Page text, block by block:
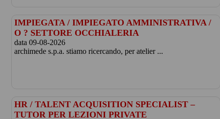
IMPIEGATA / IMPIEGATO AMMINISTRATIVA /
O ? SETTORE OCCHIALERIA
data 09-08-2026
archimede s.p.a. stiamo ricercando, per atelier ...
HR / TALENT ACQUISITION SPECIALIST –
TUTOR PER LEZIONI PRIVATE